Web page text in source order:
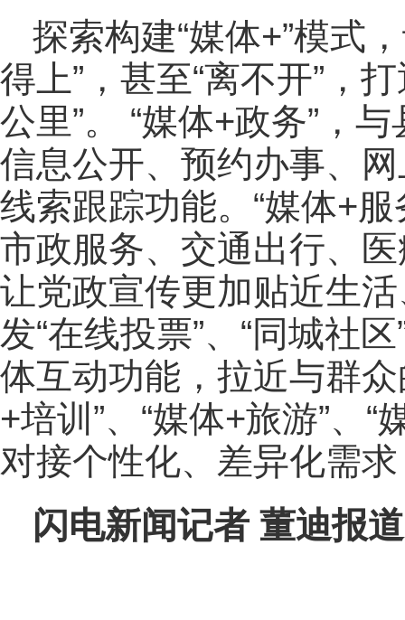
探索构建“媒体+”模式
得上”，甚至“离不开”，
公里”。 “媒体+政务”，
信息公开、预约办事、
线索跟踪功能。“媒体+
市政服务、交通出行、
让党政宣传更加贴近生
发“在线投票”、“同城社
体互动功能，拉近与群众
+培训 ”、“媒体+旅游”、
对接个性化、差异化需
闪电新闻记者 董迪报道